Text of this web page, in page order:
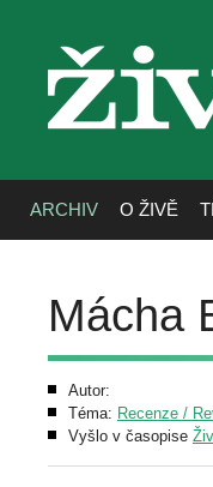
živa
ARCHIV O ŽIVĚ
Mácha
Autor:
Téma: Recenze /
Vyšlo v časopise